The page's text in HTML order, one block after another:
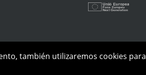
también utilizaremos cookies para